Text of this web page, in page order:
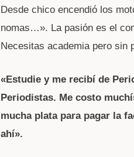
Desde chico encendió los
nomas…». La pasión es el
Necesitas academia pero sin
«Estudie y me recibí de
Periodistas. Me costo
mucha plata para pagar la
ahí».